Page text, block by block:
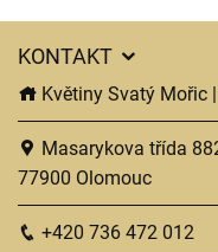
KONTAKT
Květiny Svatý Mořic
Masarykova třída
77900 Olomouc
+420 736 472 012